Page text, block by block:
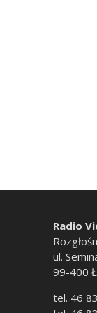
Radio
ul.
99-400
tel. 46